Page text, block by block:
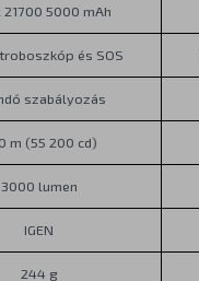
21700 5000 mAh
és SOS
szabályozás
m (55 200 cd)
3000 lumen
IGEN
244 g